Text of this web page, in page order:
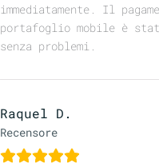
immediatamente. Il
portafoglio mobile è
senza problemi.
Raquel D.
Recensore